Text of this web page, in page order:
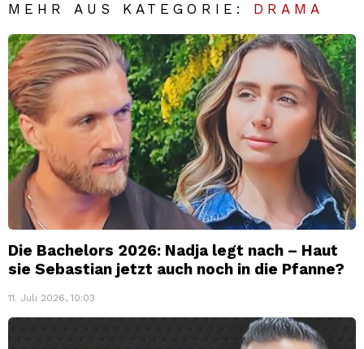
MEHR AUS KATEGORIE: DRAMA
Die Bachelors 2026: Nadja legt nach – Haut
sie Sebastian jetzt auch noch in die Pfanne?
11. Juli 2026, 10:03